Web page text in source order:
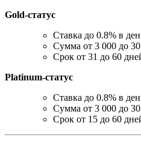
Gold-статус
Ставка до 0.8% в
Сумма от 3 000 до
Срок от 31 до 60
Platinum-статус
Ставка до 0.8% в
Сумма от 3 000 до
Срок от 15 до 60